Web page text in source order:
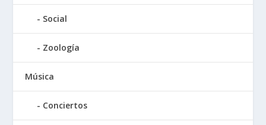
Social
Zoología
Música
Conciertos